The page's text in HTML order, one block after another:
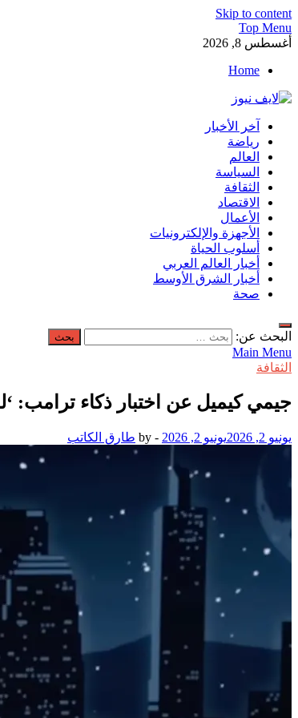
Skip to content
Top Menu
أغسطس 8, 2026
Home
لايف نيوز
آخر الأخبار العاجلة لحظة بلحظة من العالم العربي والعالم
آخر الأخبار
رياضة
العالم
السياسة
الثقافة
الاقتصاد
الأعمال
الأجهزة والإلكترونيات
أسلوب الحياة
أخبار العالم العربي
أخبار الشرق الأوسط
صحة
البحث عن:
Main Menu
الثقافة
جيمي كيميل عن اختبار ذكاء
يونيو 2, 2026 يونيو 2, 2026 -
by طارق الكاتب